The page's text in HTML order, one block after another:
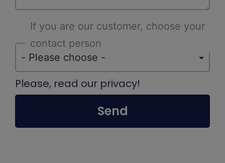
If you are our customer, choose your
contact person
Please, read our privacy!
Send